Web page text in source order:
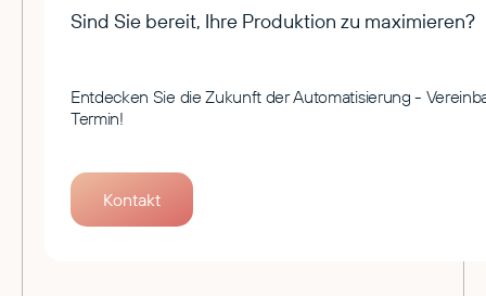
Sind Sie bereit, Ihre Produktion zu maximieren?
Entdecken Sie die Zukunft der Automatisierung -
Termin!
Kontakt